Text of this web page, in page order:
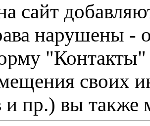
сайт
нарушены -
"Контакты"
своих
и пр.) вы также